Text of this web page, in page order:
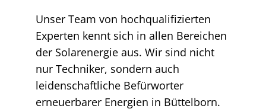
Unser Team von hochqualifizierten
Experten kennt sich in allen Bereichen
der Solarenergie aus. Wir sind nicht
nur Techniker, sondern auch
leidenschaftliche Befürworter
erneuerbarer Energien in Büttelborn.